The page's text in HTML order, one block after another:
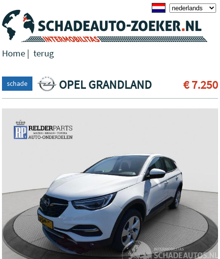
Home |terug
schade OPEL GRANDLAND € 7.250